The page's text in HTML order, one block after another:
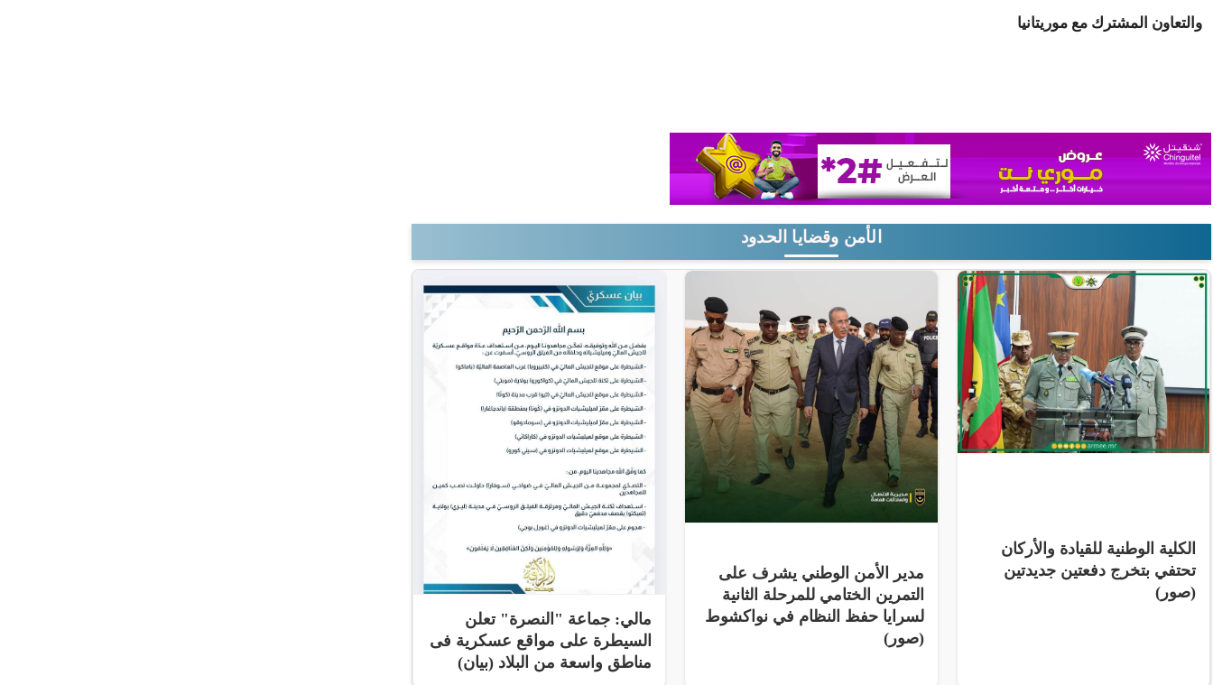
والتعاون المشترك مع موريتانيا
الأمن وقضايا الحدود
الكلية الوطنية للقيادة والأركان
تحتفي بتخرج دفعتين جديدتين
(صور)
مدير الأمن الوطني يشرف على
التمرين الختامي للمرحلة الثانية
لسرايا حفظ النظام في نواكشوط
(صور)
مالي: جماعة "النصرة" تعلن
السيطرة على مواقع عسكرية فى
مناطق واسعة من البلاد (بيان)